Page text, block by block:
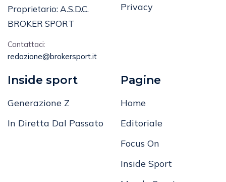
Proprietario: A.S.D.C.
BROKER SPORT
Contattaci:
redazione@brokersport.it
Privacy
Inside sport
Generazione Z
In Diretta Dal Passato
Pagine
Home
Editoriale
Focus On
Inside Sport